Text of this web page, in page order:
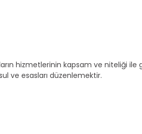
hizmetlerinin kapsam ve niteliği
ve esasları düzenlemektir.